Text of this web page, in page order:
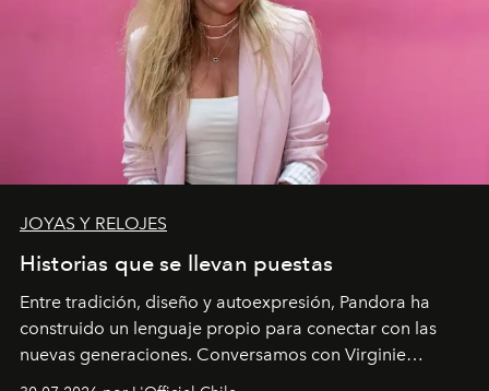
JOYAS Y RELOJES
Historias que se llevan puestas
Entre tradición, diseño y autoexpresión, Pandora ha
construido un lenguaje propio para conectar con las
nuevas generaciones. Conversamos con Virginie